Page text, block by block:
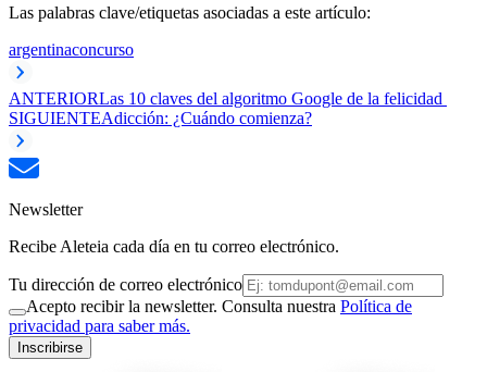
Las palabras clave/etiquetas asociadas a este artículo:
argentinaconcurso
ANTERIORLas 10 claves del algoritmo Google de la felicidad
SIGUIENTEAdicción: ¿Cuándo comienza?
Newsletter
Recibe Aleteia cada día en tu correo electrónico.
Tu dirección de correo electrónico
Acepto recibir la newsletter. Consulta nuestra Política de
privacidad para saber más.
Inscribirse